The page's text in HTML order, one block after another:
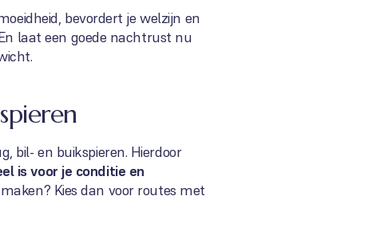
bevordert je welzijn en
laat een goede nachtrust nu
bil- en buikspieren. Hierdoor
is voor je conditie en
Kies dan voor routes met